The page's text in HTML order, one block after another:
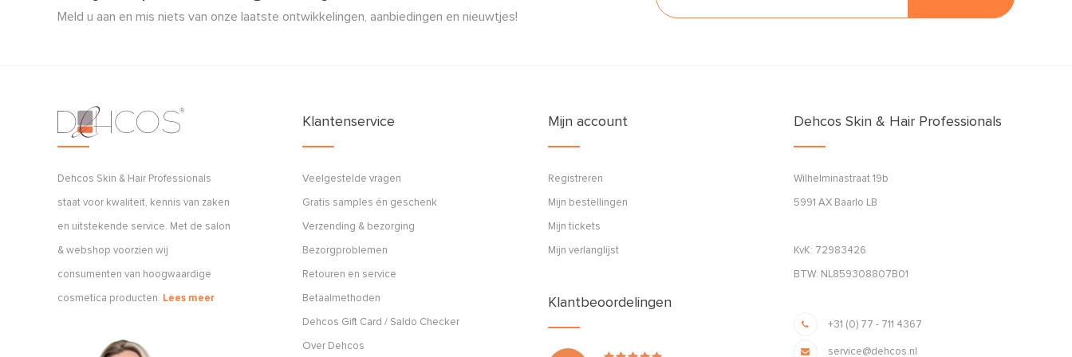
Meld u aan en mis niets van onze laatste ontwikkelingen, aanbiedingen en nieuwtjes!
Dehcos Skin & Hair Professionals
staat voor kwaliteit, kennis van zaken
en uitstekende service. Met de salon
& webshop voorzien wij
consumenten van hoogwaardige
cosmetica producten. Lees meer
Klantenservice
Veelgestelde vragen
Gratis samples én geschenk
Verzending & bezorging
Bezorgproblemen
Retouren en service
Betaalmethoden
Dehcos Gift Card / Saldo Checker
Over Dehcos
Mijn account
Registreren
Mijn bestellingen
Mijn tickets
Mijn verlanglijst
Klantbeoordelingen
Dehcos Skin & Hair Professionals
Wilhelminastraat 19b
5991 AX Baarlo LB
KvK: 72983426
BTW: NL859308807B01
+31 (0) 77 - 711 4367
service@dehcos.nl